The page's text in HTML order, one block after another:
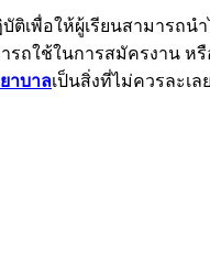
พื่อให้ผู้เรียนสามารถน
ถใช้ในการสมัครงาน
าบาลเป็นสิ่งที่ไม่ควรละเ